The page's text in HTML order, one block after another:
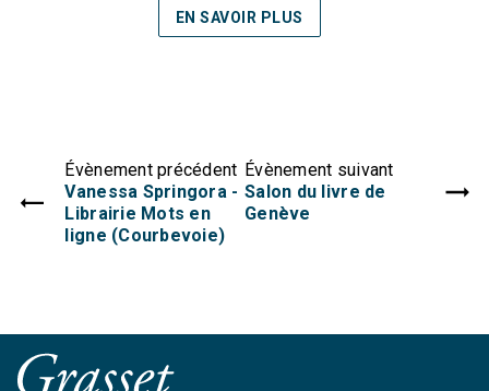
EN SAVOIR PLUS
Évènement précédent
Vanessa Springora -
Librairie Mots en
ligne (Courbevoie)
Évènement suivant
Salon du livre de
Genève